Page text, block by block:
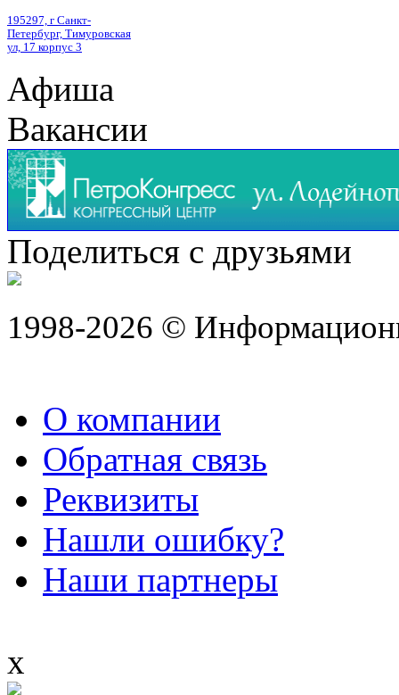
195297, г Санкт-
Петербург, Тимуровская
ул, 17 корпус 3
Афиша
Вакансии
Поделиться с друзьями
1998-2026 ©
О компании
Обратная связь
Реквизиты
Нашли ошибку?
Наши партнеры
x